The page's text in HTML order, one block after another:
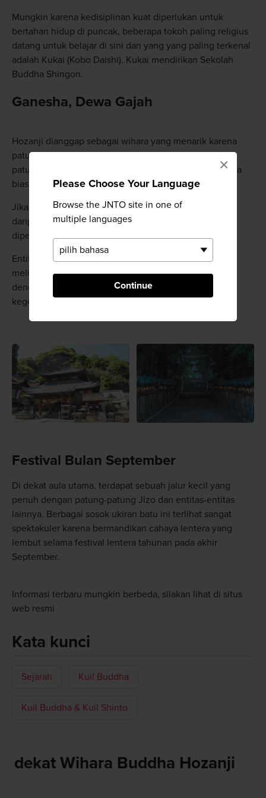
Please Choose Your Language
Browse the JNTO site in one of
multiple languages
Continue
×
Mungkin karena kedisiplinan kuat diperlukan untuk
bertahan hidup di puncak, beberapa tokoh paling religius
datang untuk belajar di sini dan yang yang paling terkenal
adalah Kukai (Kobo Daishi). Kukai mendirikan Sekolah
Buddha Shingon.
Ganesha, Dewa Gajah
Hozanji dianggap sebagai wihara yang menarik karena
patung Buddha yang ada di dalamnya. Di wihara ini
patung tersebut memiliki kepala gajah alih-alih manusia
biasa.
Jika patung tersebut lebih terlihat seperti dewa Hindu
daripada dewa Buddha, itu karena patung di Hozanji
dipercaya telah terinspirasi oleh Dewa Hindu Ganesha.
Entitasnya sangat penting sehingga mustahil untuk
melihatnya. Namun peranan dewa ini hanya dikaitkan
dengan keberhasilan bisnis, kebijaksanaan, dan
kegembiraan.
Festival Bulan September
Di dekat aula utama, terdapat sebuah jalur kecil yang
penuh dengan patung-patung Jizo dan entitas-entitas
lainnya. Berbagai sosok ukiran batu ini terlihat sangat
spektakuler karena bermandikan cahaya lentera yang
lembut selama festival lentera tahunan pada akhir
September.
Informasi terbaru mungkin berbeda, silakan lihat di situs
web resmi
Kata kunci
Sejarah Kuil Buddha
Kuil Buddha & Kuil Shinto
dekat Wihara Buddha Hozanji